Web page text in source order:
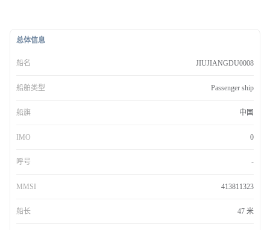
总体信息
船名 JIUJIANGDU0008
船舶类型 Passenger ship
船旗 中国
IMO 0
呼号 -
MMSI 413811323
船长 47 米